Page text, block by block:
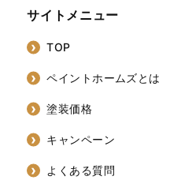
サイトメニュー
TOP
ペイントホームズとは
塗装価格
キャンペーン
よくある質問